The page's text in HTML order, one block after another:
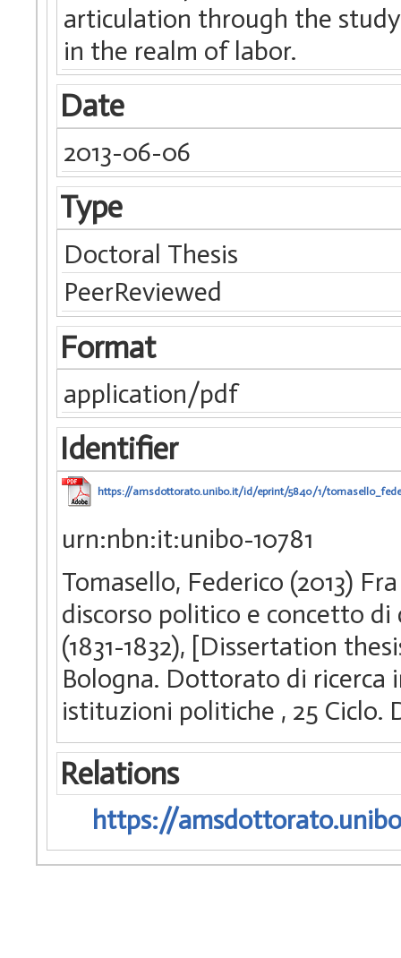
articulation through the
in the realm of labor.
Date
2013-06-06
Type
Doctoral Thesis
PeerReviewed
Format
application/pdf
Identifier
https://amsdottorato.unibo.it/id/eprint/5840/1/
urn:nbn:it:unibo-10781
Tomasello, Federico (2013)
discorso politico e concetto
(1831-1832), [Dissertation
Bologna. Dottorato di ricerca
istituzioni politiche , 25
Relations
https://